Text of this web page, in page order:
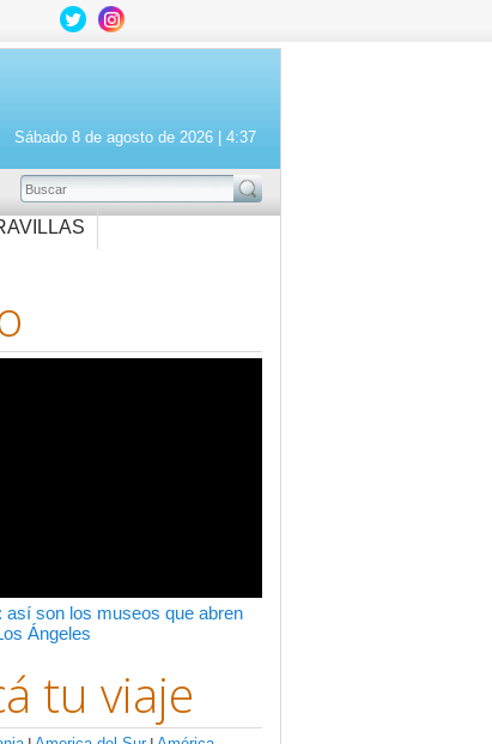
Sábado 8 de agosto de 2026 | 4:37
BUSCAR
así son los museos que abren
Ángeles
tu viaje